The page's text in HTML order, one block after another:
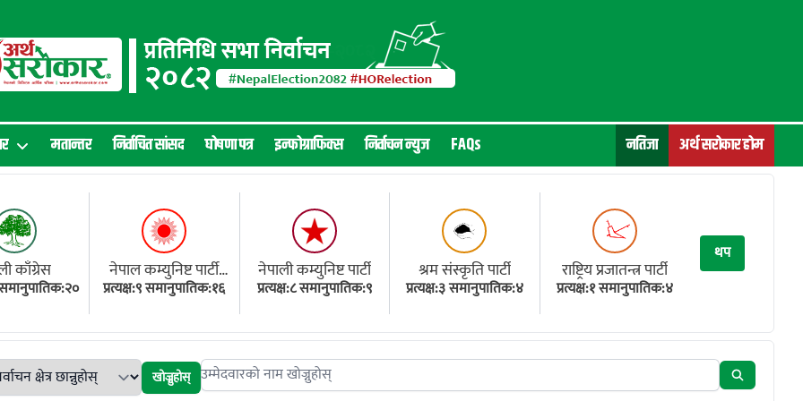
नतिजा अर्थ सरोकार होम
मतान्तर निर्वाचित सांसद घोषणा पत्र इन्फोग्राफिक्स निर्वाचन न्युज FAQs
काँग्रेस
समानुपातिक:२०
नेपाल कम्युनिष्ट पार्टी
(एमाले)
प्रत्यक्ष:९ समानुपातिक:१६
नेपाली कम्युनिष्ट पार्टी
प्रत्यक्ष:८ समानुपातिक:९
श्रम संस्कृति पार्टी
प्रत्यक्ष:३ समानुपातिक:४
राष्ट्रिय प्रजातन्त्र पार्टी
प्रत्यक्ष:१ समानुपातिक:४
थप
खोज्नुहोस् Search candidates